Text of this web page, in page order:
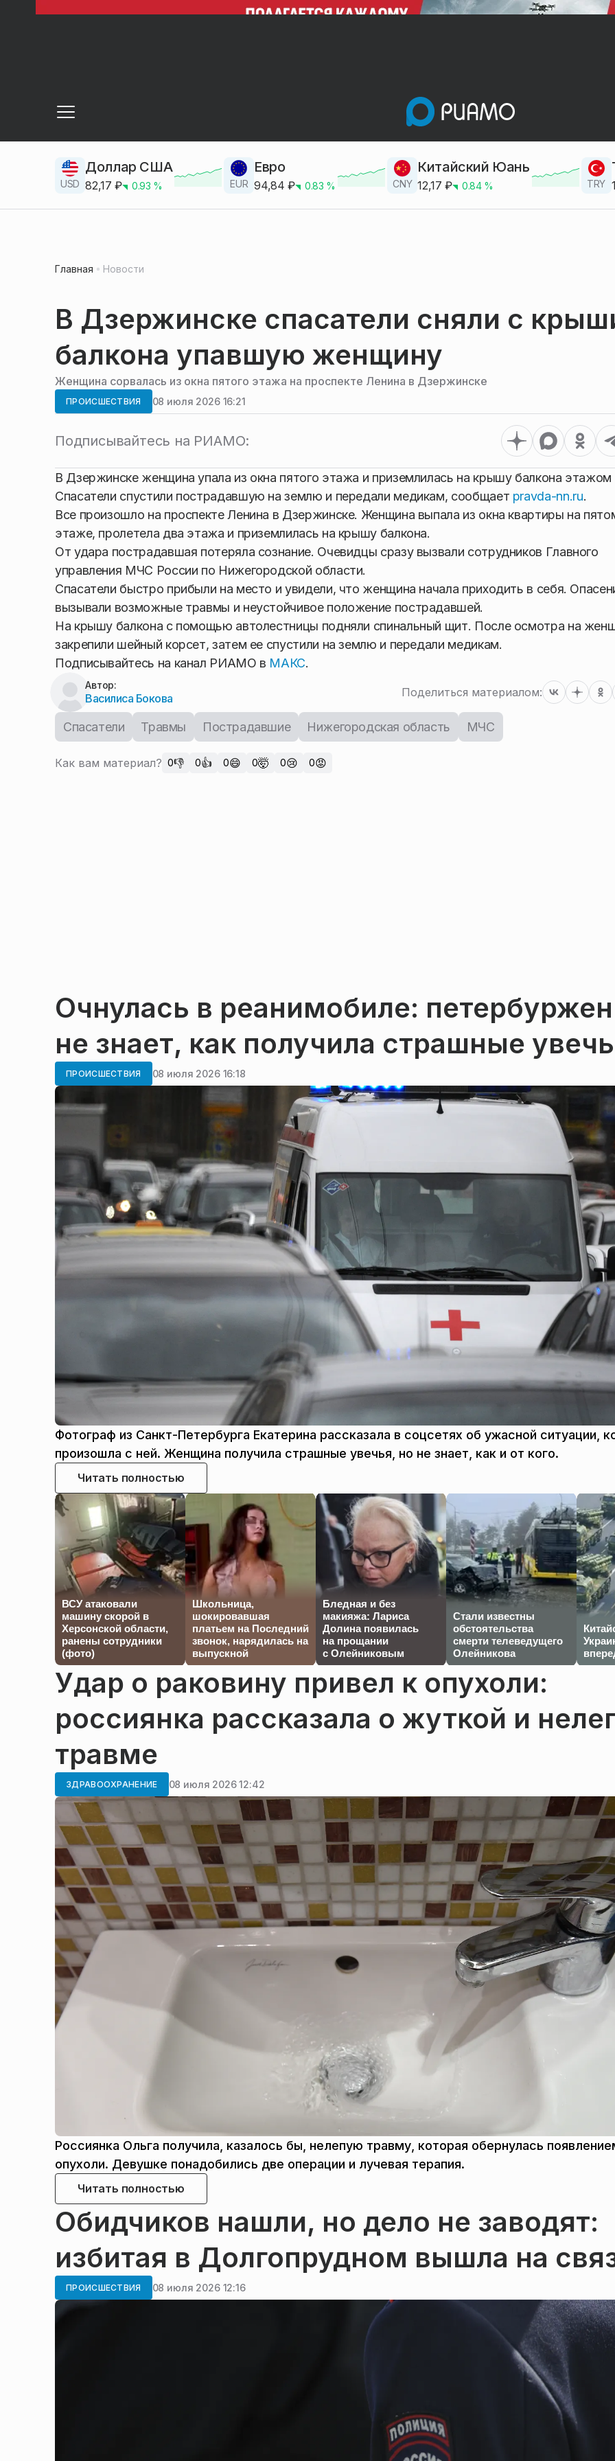
USD
Доллар США
82,17 ₽ 0.93 % EUR
Евро
94,84 ₽ 0.83 % CNY
Китайский Юань
12,17 ₽ 0.84% TRY
Главная Новости
В Дзержинске спасатели сняли с
балкона упавшую женщину
Женщина сорвалась из окна пятого этажа на проспекте Ленина в Дзержинске
ПРОИСШЕСТВИЯ 08 июля 2026 16:21
Подписывайтесь на РИАМО:
В Дзержинске женщина упала из окна пятого этажа и приземлилась на крышу балкона
Спасатели спустили пострадавшую на землю и передали медикам, сообщает pravda-nn.ru.
Все произошло на проспекте Ленина в Дзержинске. Женщина выпала из окна квартиры на
этаже, пролетела два этажа и приземлилась на крышу балкона.
От удара пострадавшая потеряла сознание. Очевидцы сразу вызвали сотрудников Главного
управления МЧС России по Нижегородской области.
Спасатели быстро прибыли на место и увидели, что женщина начала приходить в себя.
вызывали возможные травмы и неустойчивое положение пострадавшей.
На крышу балкона с помощью автолестницы подняли спинальный щит. После осмотра на
закрепили шейный корсет, затем ее спустили на землю и передали медикам.
Подписывайтесь на канал РИАМО в МАКС.
Автор:
Василиса Бокова Поделиться материалом:
Спасатели Травмы Пострадавшие Нижегородская область МЧС
Как вам материал? 0👎 0👍 0😄 0🤯 0😢 0😡
Очнулась в реанимобиле:
не знает, как получила страшные
ПРОИСШЕСТВИЯ 08 июля 2026 16:18
Фотограф из Санкт-Петербурга Екатерина рассказала в соцсетях об ужасной ситуации,
произошла с ней. Женщина получила страшные увечья, но не знает, как и от кого.
Читать полностью
ВСУ атаковали
машину скорой в
Херсонской области,
ранены сотрудники
(фото)
Школьница,
шокировавшая
платьем на Последний
звонок, нарядилась на
выпускной
Бледная и без
макияжа: Лариса
Долина появилась
на прощании
с Олейниковым
Стали известны
обстоятельства
смерти телеведущего
Олейникова
Удар о раковину привел к опухоли:
россиянка рассказала о жуткой и
травме
ЗДРАВООХРАНЕНИЕ 08 июля 2026 12:42
Россиянка Ольга получила, казалось бы, нелепую травму, которая обернулась
опухоли. Девушке понадобились две операции и лучевая терапия.
Читать полностью
Обидчиков нашли, но дело не заводят:
избитая в Долгопрудном вышла на
ПРОИСШЕСТВИЯ 08 июля 2026 12:16